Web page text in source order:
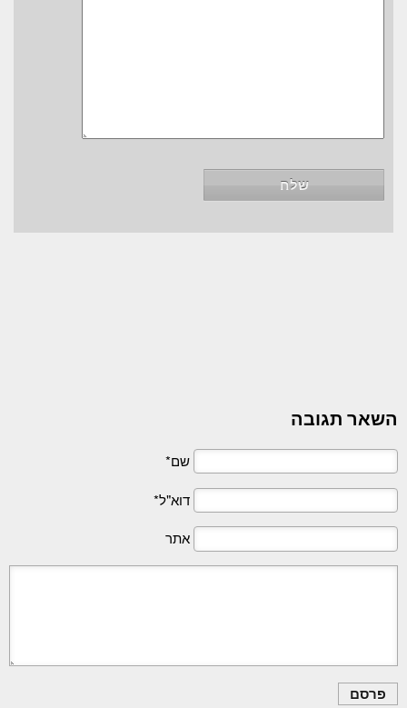
השאר תגובה
שם*
דוא"ל*
אתר
פרסם